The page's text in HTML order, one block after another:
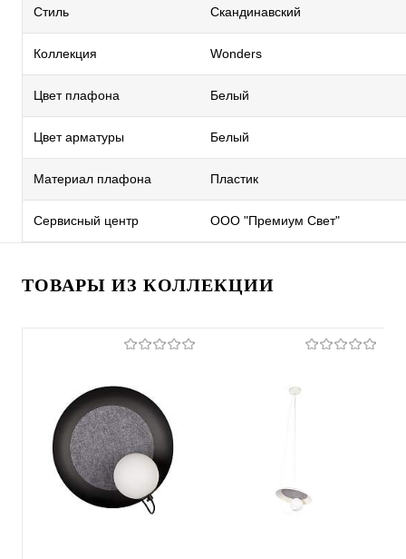
Стиль Скандинавский
Коллекция Wonders
Цвет плафона Белый
Цвет арматуры Белый
Материал плафона Пластик
Сервисный центр ООО "Премиум Свет"
ТОВАРЫ ИЗ КОЛЛЕКЦИИ